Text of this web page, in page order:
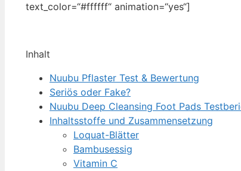
text_color=“#ffffff“ animation=“yes“]
Inhalt
Nuubu Pflaster Test & Bewertung
Seriös oder Fake?
Nuubu Deep Cleansing Foot Pads
Inhaltsstoffe und Zusammensetzung
Loquat-Blätter
Bambusessig
Vitamin C